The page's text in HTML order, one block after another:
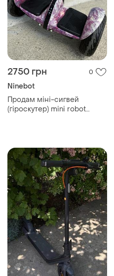
2750 грн 0
Ninebot
Продам міні-сигвей
(гіроскутер) mini robot